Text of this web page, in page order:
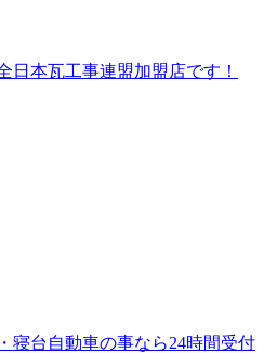
本瓦工事連盟加盟店です！
寝台自動車の事なら24時間受付